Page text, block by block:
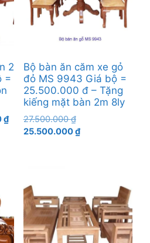
2
=
₫Giá
hiện
Bộ bàn ăn căm xe gỏ
đỏ MS 9943 Giá bộ =
25.500.000 đ – Tặng
kiếng mặt bàn 2m 8ly
27.500.000₫Giá
gốc
25.500.000₫Giá